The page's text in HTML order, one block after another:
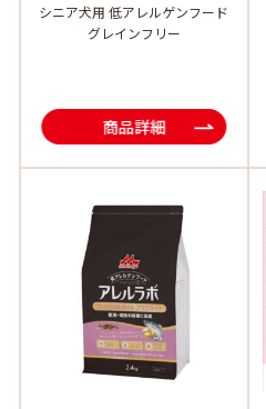
シニア犬用 低アレルゲンフード
グレインフリー
商品詳細